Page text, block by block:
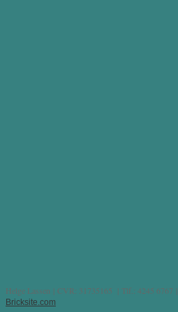
Helge Lassen | CVR: 31735165 | Tlf.: 4245 6767 |
Bricksite.com